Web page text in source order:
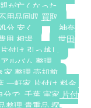
が亡くなった
用品回収 買取
分 安く
神奈
用 相場
世田
付け 引っ越し
ルバム 整理
家 整理 売却前
一軒家 片付け 料金.
分で. 千葉 実家 片付
整理 貴重品 探